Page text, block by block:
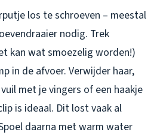
los te schroeven – meestal
nodig. Trek
kan wat smoezelig worden!)
in de afvoer. Verwijder haar,
met je vingers of een haakje
is ideaal. Dit lost vaak al
daarna met warm water